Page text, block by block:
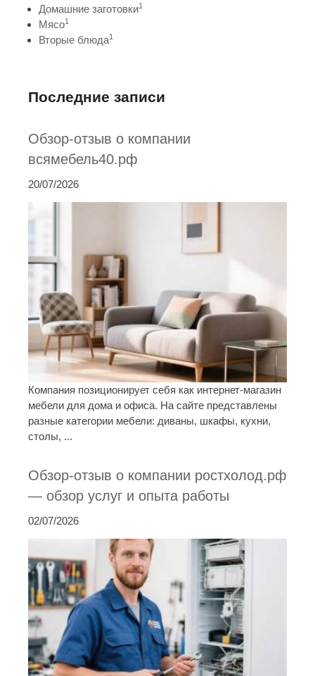
Домашние заготовки1
Мясо1
Вторые блюда1
Последние записи
Обзор-отзыв о компании
всямебель40.рф
20/07/2026
Компания позиционирует себя как интернет-магазин
мебели для дома и офиса. На сайте представлены
разные категории мебели: диваны, шкафы, кухни,
столы, ...
Обзор-отзыв о компании ростхолод.рф
— обзор услуг и опыта работы
02/07/2026